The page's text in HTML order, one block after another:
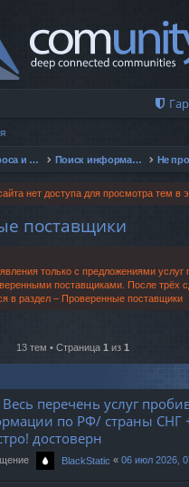
Арена спроса и предложений Поиск информации и данных
нет доступа для просмотра тем в
поставщики
только с предложениями услуг
поставщиками. После трёх
в раздел – Проверенные поставщики
13 тем • Страница 1 из 1
перечень услуг
по РФ/ страны СНГ
достоверн
BlackStatic « 06 июл 2026,